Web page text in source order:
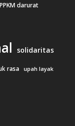
PPKM darurat
solidaritas
rasa upah layak